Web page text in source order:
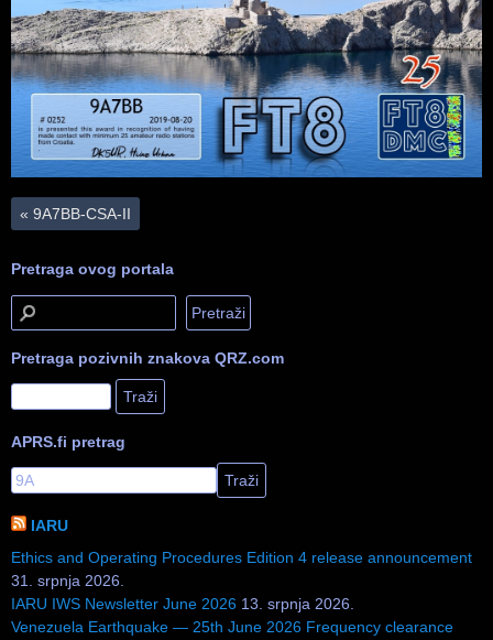
« 9A7BB-CSA-II
Pretraga ovog portala
Pretraga pozivnih znakova QRZ.com
APRS.fi pretrag
IARU
Ethics and Operating Procedures Edition 4 release announcement
31. srpnja 2026.
IARU IWS Newsletter June 2026 13. srpnja 2026.
Venezuela Earthquake — 25th June 2026 Frequency clearance